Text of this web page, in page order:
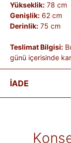
Yükseklik: 78 cm
Genişlik: 62 cm
Derinlik: 75 cm
Teslimat Bilgisi:
günü içerisinde
İADE
mümkün olmayan